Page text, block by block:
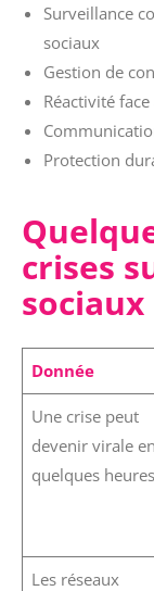
Surveillance
sociaux
Gestion de
Réactivité
Protection
crises
sociaux
Donnée
Une crise peut
devenir virale en
quelques heures
Les réseaux